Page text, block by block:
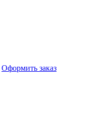
Оформить заказ